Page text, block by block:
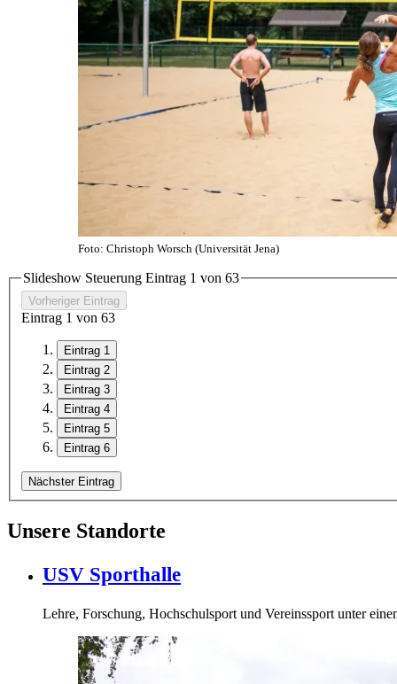
Foto: Christoph Worsch (Universität Jena)
Slideshow Steuerung Eintrag 1 von 63
Vorheriger Eintrag
Eintrag 1 von 63
Eintrag 1
Eintrag 2
Eintrag 3
Eintrag 4
Eintrag 5
Eintrag 6
Nächster Eintrag
Unsere Standorte
USV Sporthalle
Lehre, Forschung, Hochschulsport und Vereinssport unter